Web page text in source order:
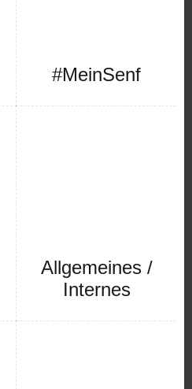
#MeinSenf
Allgemeines /
Internes